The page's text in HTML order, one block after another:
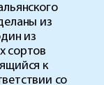
из
из
сортов
к
со